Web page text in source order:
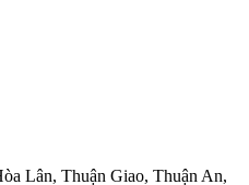
Lân, Thuận Giao, Thuận An,